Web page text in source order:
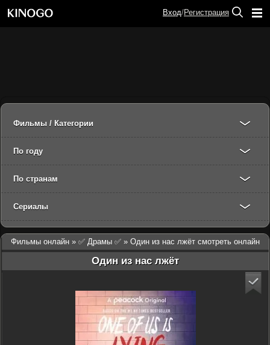
Фильмы / Категории
По году
По странам
Сериалы
Фильмы онлайн » ✅ Драмы ✅ » Один из нас лжёт смотреть онлайн
Один из нас лжёт
Вход/Регистрация